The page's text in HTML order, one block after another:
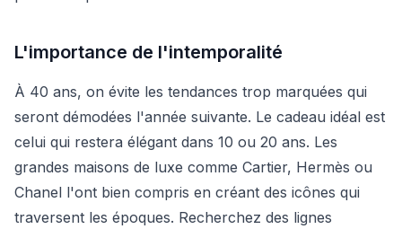
L'importance de l'intemporalité
À 40 ans, on évite les tendances trop marquées qui
seront démodées l'année suivante. Le cadeau idéal est
celui qui restera élégant dans 10 ou 20 ans. Les
grandes maisons de luxe comme Cartier, Hermès ou
Chanel l'ont bien compris en créant des icônes qui
traversent les époques. Recherchez des lignes